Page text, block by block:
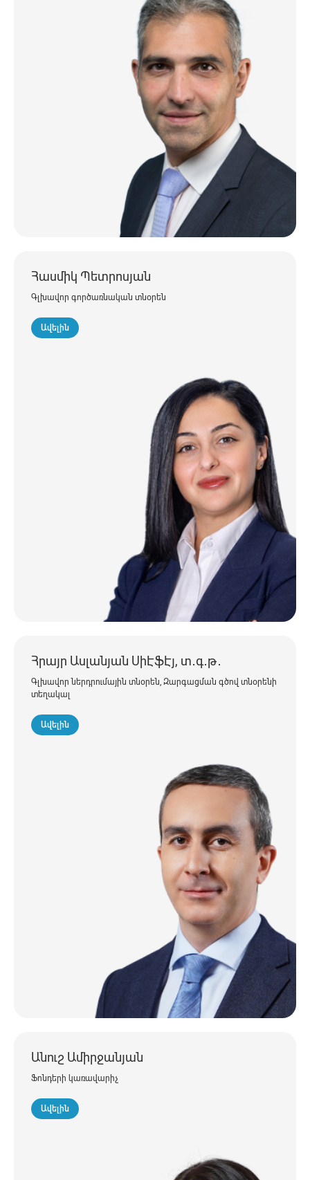
Հասմիկ Պետրոսյան
Գլխավոր գործառնական տնօրեն
Ավելին
Հրայր Ասլանյան ՍիԷֆԷյ, տ․գ․թ․
Գլխավոր ներդրումային տնօրեն, Զարգացման գծով տնօրենի
տեղակալ
Ավելին
Անուշ Ամիրջանյան
Ֆոնդերի կառավարիչ
Ավելին